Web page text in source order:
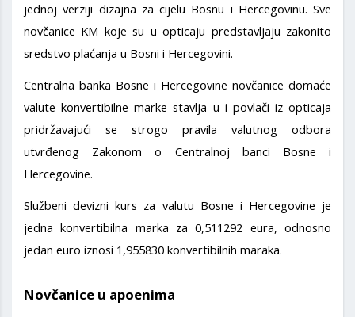
jednoj verziji dizajna za cijelu Bosnu i Hercegovinu. Sve
novčanice KM koje su u opticaju predstavljaju zakonito
sredstvo plaćanja u Bosni i Hercegovini.
Centralna banka Bosne i Hercegovine novčanice domaće
valute konvertibilne marke stavlja u i povlači iz opticaja
pridržavajući se strogo pravila valutnog odbora
utvrđenog Zakonom o Centralnoj banci Bosne i
Hercegovine.
Službeni devizni kurs za valutu Bosne i Hercegovine je
jedna konvertibilna marka za 0,511292 eura, odnosno
jedan euro iznosi 1,955830 konvertibilnih maraka.
Novčanice u apoenima